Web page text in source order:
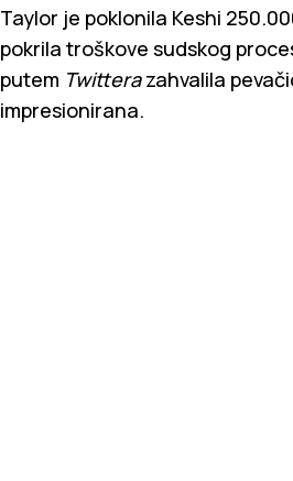
Taylor je poklonila Keshi
pokrila troškove sudskog
putem Twitterazahvalila
impresionirana.